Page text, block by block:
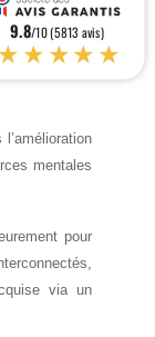
le monde
sincère pour
mentales
pour
via un
9.8/10 (5813 avis)
★★★★★